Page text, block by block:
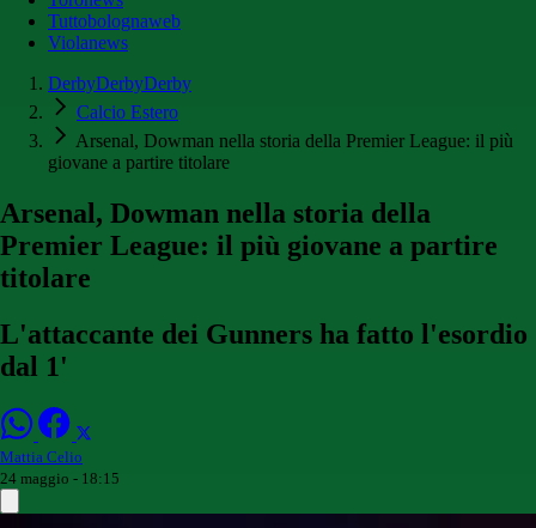
Tuttobolognaweb
Violanews
DerbyDerbyDerby
Calcio Estero
Arsenal, Dowman nella storia della Premier League: il più
giovane a partire titolare
Arsenal, Dowman nella storia della
Premier League: il più giovane a partire
titolare
L'attaccante dei Gunners ha fatto l'esordio
dal 1'
Mattia Celio
24 maggio - 18:15